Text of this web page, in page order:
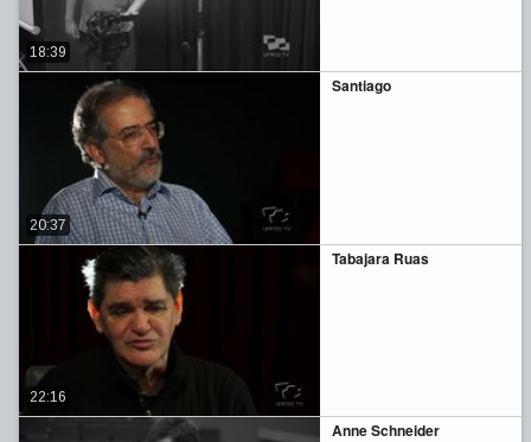
18:39
Santiago
20:37
Tabajara Ruas
22:16
Anne Schneider